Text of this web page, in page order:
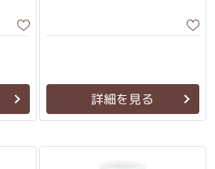
詳細を見る